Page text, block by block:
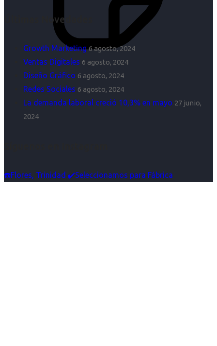
Últimas Novedades
Growth Marketing 6 agosto, 2024
Ventas Digitales 6 agosto, 2024
Diseño Gráfico 6 agosto, 2024
Redes Sociales 6 agosto, 2024
La demanda laboral creció 10,3% en mayo 27 junio,
2024
☎️Flores, Trinidad ✔️Seleccionamos para Fábrica